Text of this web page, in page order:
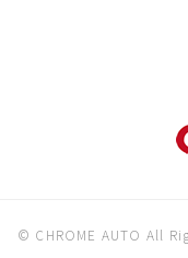
© CHROME AUTO All